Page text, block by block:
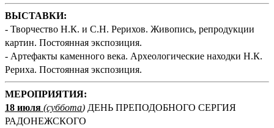
ВЫСТАВКИ:
- Творчество Н.К. и С.Н. Рерихов. Живопись, репродукции
картин. Постоянная экспозиция.
- Артефакты каменного века. Археологические находки Н.К.
Рериха. Постоянная экспозиция.
МЕРОПРИЯТИЯ:
18 июля (суббота) ДЕНЬ ПРЕПОДОБНОГО СЕРГИЯ
РАДОНЕЖСКОГО